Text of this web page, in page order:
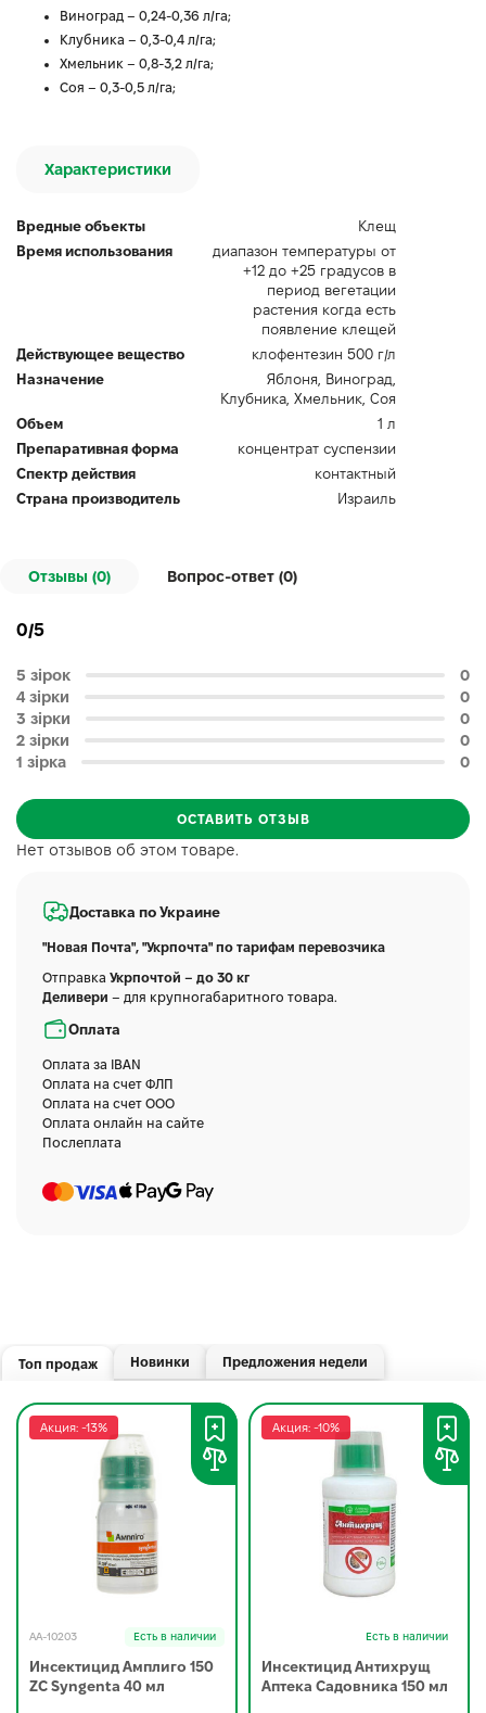
Виноград – 0,24-0,36 л/га;
Клубника – 0,3-0,4 л/га;
Хмельник – 0,8-3,2 л/га;
Соя – 0,3-0,5 л/га;
Характеристики
Вредные объекты
Клещ
Время использования
диапазон температуры от
+12 до +25 градусов в
период вегетации
растения когда есть
появление клещей
Действующее вещество
клофентезин 500 г/л
Назначение
Яблоня, Виноград,
Клубника, Хмельник, Соя
Объем
1 л
Препаративная форма
концентрат суспензии
Спектр действия
контактный
Страна производитель
Израиль
Отзывы (0) Вопрос-ответ (0)
Нет отзывов об этом товаре.
0/5
5 зірок
0
4 зірки
0
3 зірки
0
2 зірки
0
1 зірка
0
ОСТАВИТЬ ОТЗЫВ
Доставка по Украине
"Новая Почта", "Укрпочта" по тарифам перевозчика
Отправка Укрпочтой – до 30 кг
Деливери – для крупногабаритного товара.
Оплата
Оплата за IBAN
Оплата на счет ФЛП
Оплата на счет ООО
Оплата онлайн на сайте
Послеплата
Топ продаж Новинки Предложения недели
Акция: -13%
AA-10203 Есть в наличии
Инсектицид Амплиго 150
ZC Syngenta 40 мл
Акция: -10%
Есть в наличии
Инсектицид Антихрущ
Аптека Садовника 150 мл